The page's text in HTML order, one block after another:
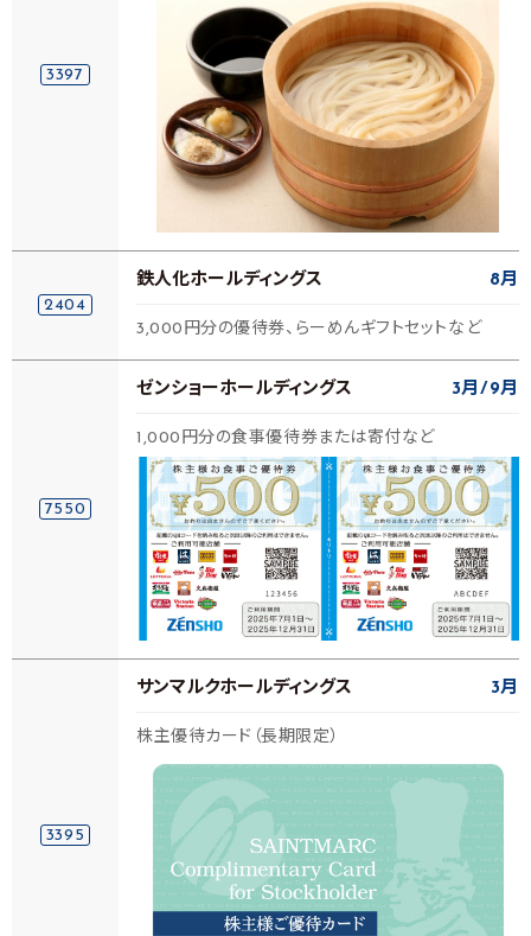
3397
2404
鉄人化ホールディングス 8月
3,000円分の優待券、らーめんギフトセットなど
7550
ゼンショーホールディングス 3月 9月
1,000円分の食事優待券または寄付など
3395
サンマルクホールディングス 3月
株主優待カード（長期限定）